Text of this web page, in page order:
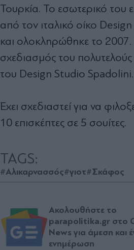
Τουρκία. Το εσωτερικό του
από τον ιταλικό οίκο
και ολοκληρώθηκε το 2007.
σχεδιασμός του
του Design Studio Spadolini.
Έχει σχεδιαστεί για να
10 επισκέπτες σε 5 σουίτες.
TAGS:
#Αλικαρνασσός#γιοτ#Σκάφος
Ακολουθήστε το
parapolitika.gr στο
News για άμεση και
ενημέρωση